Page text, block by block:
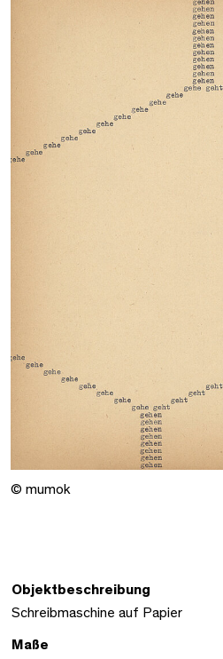
© mumok
Objektbeschreibung
Schreibmaschine auf Papier
Maße